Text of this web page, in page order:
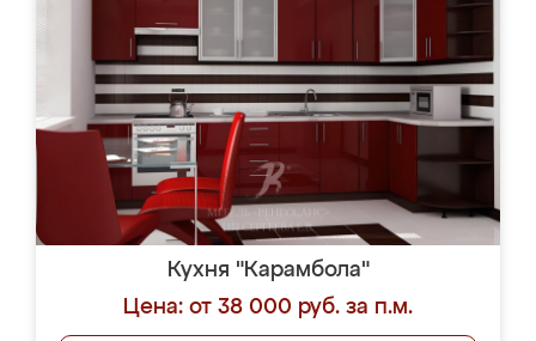
Кухня "Карамбола"
Цена: от 38 000 руб. за п.м.